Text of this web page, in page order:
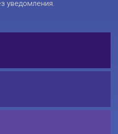
уведомления.